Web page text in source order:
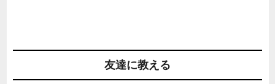
友達に教える